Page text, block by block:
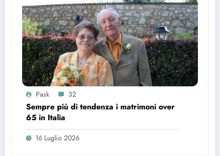
Pask 32
Sempre più di tendenza i matrimoni over
65 in Italia
16 Luglio 2026